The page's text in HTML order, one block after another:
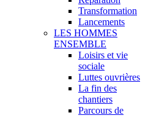
Transformation
Lancements
LES HOMMES
ENSEMBLE
Loisirs et vie
sociale
Luttes ouvrières
La fin des
chantiers
Parcours de